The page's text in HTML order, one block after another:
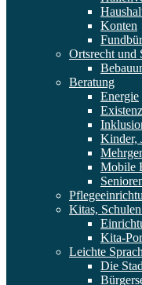
Konten
Ortsrecht und
Beratung
Energie
Kinder,
Mobile
Kitas,
Kita-
Leichte
Die